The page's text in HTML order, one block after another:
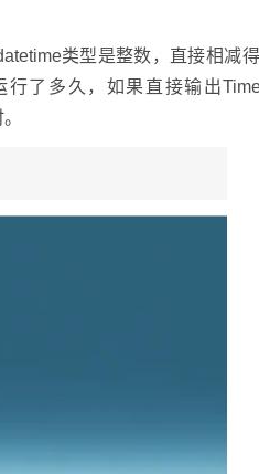
类型是整数，直接相减
了多久，如果直接输出